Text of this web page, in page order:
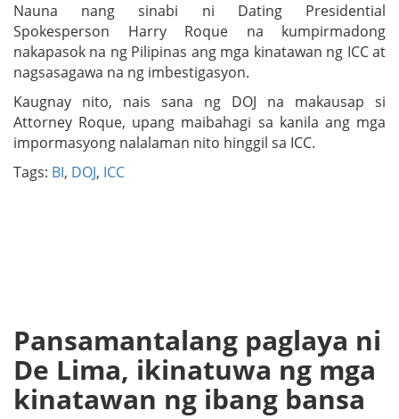
Nauna nang sinabi ni Dating Presidential
Spokesperson Harry Roque na kumpirmadong
nakapasok na ng Pilipinas ang mga kinatawan ng ICC at
nagsasagawa na ng imbestigasyon.
Kaugnay nito, nais sana ng DOJ na makausap si
Attorney Roque, upang maibahagi sa kanila ang mga
impormasyong nalalaman nito hinggil sa ICC.
Tags: BI, DOJ, ICC
Pansamantalang paglaya ni
De Lima, ikinatuwa ng mga
kinatawan ng ibang bansa